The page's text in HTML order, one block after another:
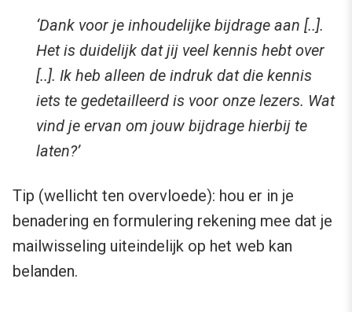
‘Dank voor je inhoudelijke bijdrage aan [..].
Het is duidelijk dat jij veel kennis hebt over
[..]. Ik heb alleen de indruk dat die kennis
iets te gedetailleerd is voor onze lezers. Wat
vind je ervan om jouw bijdrage hierbij te
laten?’
Tip (wellicht ten overvloede): hou er in je
benadering en formulering rekening mee dat je
mailwisseling uiteindelijk op het web kan
belanden.